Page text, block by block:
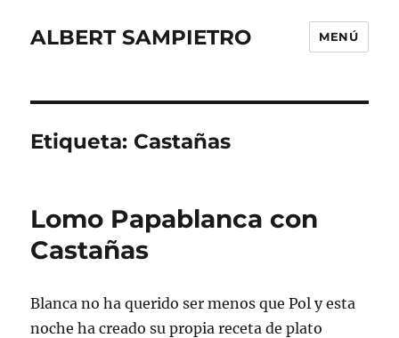
ALBERT SAMPIETRO MENÚ
Etiqueta: Castañas
Lomo Papablanca con
Castañas
Blanca no ha querido ser menos que Pol y esta
noche ha creado su propia receta de plato